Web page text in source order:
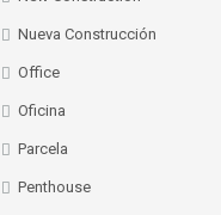
Nueva Construcción
Office
Oficina
Parcela
Penthouse